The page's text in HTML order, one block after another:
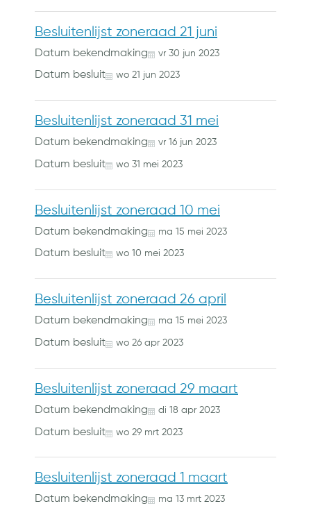
Besluitenlijst zoneraad 21 juni
Datum bekendmaking vr 30 jun 2023
Datum besluit wo 21 jun 2023
Besluitenlijst zoneraad 31 mei
Datum bekendmaking vr 16 jun 2023
Datum besluit wo 31 mei 2023
Besluitenlijst zoneraad 10 mei
Datum bekendmaking ma 15 mei 2023
Datum besluit wo 10 mei 2023
Besluitenlijst zoneraad 26 april
Datum bekendmaking ma 15 mei 2023
Datum besluit wo 26 apr 2023
Besluitenlijst zoneraad 29 maart
Datum bekendmaking di 18 apr 2023
Datum besluit wo 29 mrt 2023
Besluitenlijst zoneraad 1 maart
Datum bekendmaking ma 13 mrt 2023